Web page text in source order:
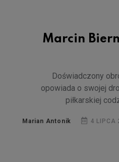
Marcin
Doświadczony
opowiada o swojej
piłkarskiej
Marian Antonik 4 LIPCA